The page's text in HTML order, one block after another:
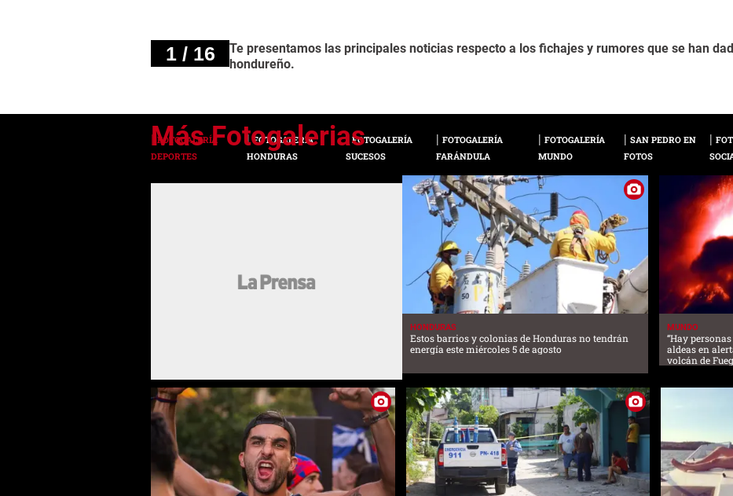
1 / 16
Te presentamos las principales noticias respecto a los fichajes y rumores que se han
hondureño.
FOTOGALERÍA
DEPORTES
FOTOGALERÍA
HONDURAS
FOTOGALERÍA
SUCESOS
FOTOGALERÍA
FARÁNDULA
FOTOGALERÍA
MUNDO
SAN PEDRO EN
FOTOS
HONDURAS
Estos barrios y colonias de Honduras no tendrán
energía este miércoles 5 de agosto
MUNDO
“Hay
aldeas en
volcán de